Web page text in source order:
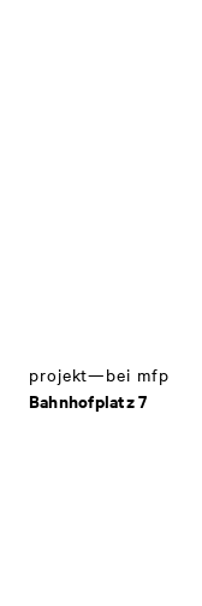
Bahnhofplatz 7
projekt—bei mfp